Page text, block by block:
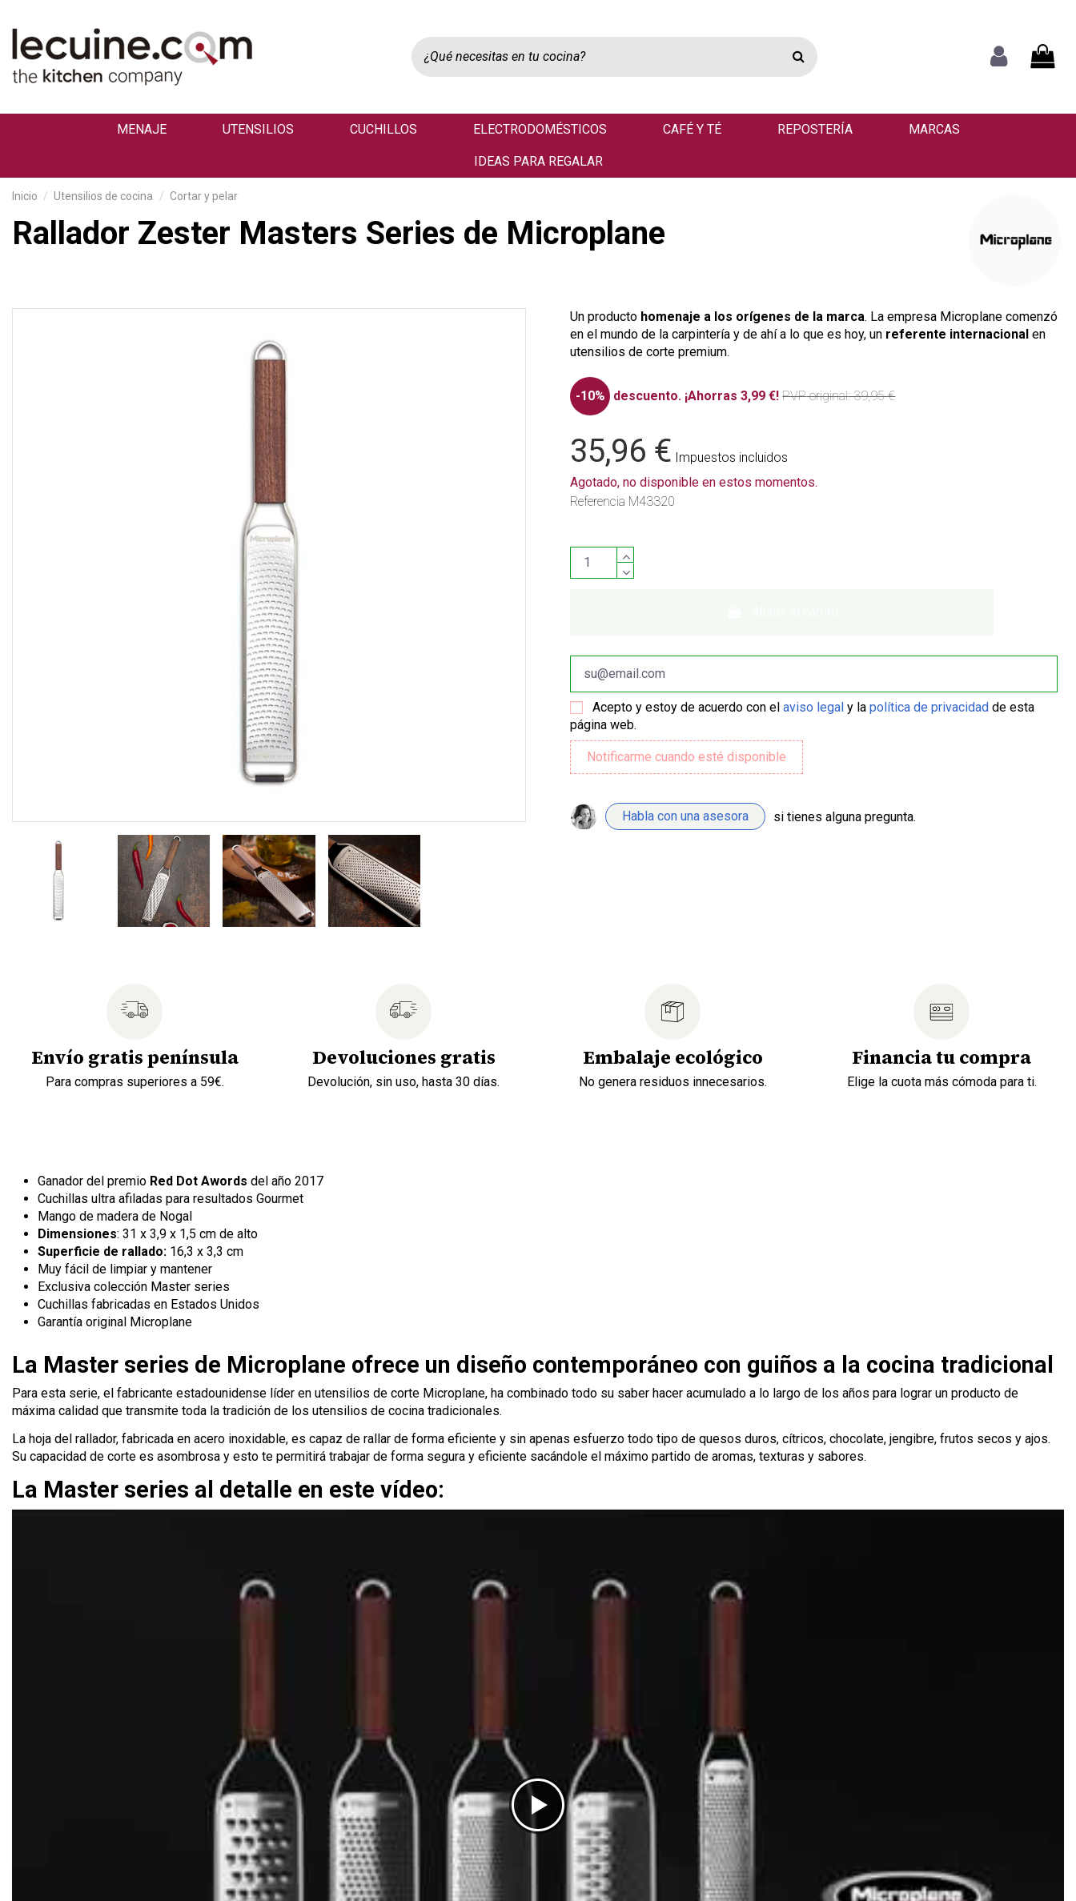
MENAJE UTENSILIOS CUCHILLOS ELECTRODOMÉSTICOS CAFÉ Y TÉ REPOSTERÍA MARCAS
IDEAS PARA REGALAR
Inicio Utensilios de cocina Cortar y pelar
Rallador Zester Masters Series de Microplane
Un producto homenaje a los orígenes de la marca. La empresa Microplane comenzó
en el mundo de la carpintería y de ahí a lo que es hoy, un referente internacional en
utensilios de corte premium.
-10% descuento. ¡Ahorras 3,99 €! PVPoriginal: 39,95 €
35,96 € Impuestos incluidos
Agotado, no disponible en estos momentos.
Referencia M43320
Acepto y estoy de acuerdo con elaviso legal y lapolítica de privacidad de esta
página web.
Habla con una asesora si tienes alguna pregunta.
Envío gratis península
Para compras superiores a 59€.
Devoluciones gratis
Devolución, sin uso, hasta 30 días.
Embalaje ecológico
No genera residuos innecesarios.
Financia tu compra
Elige la cuota más cómoda para ti.
Ganador del premio Red Dot Awords del año 2017
Cuchillas ultra afiladas para resultados Gourmet
Mango de madera de Nogal
Dimensiones: 31 x 3,9 x 1,5 cm de alto
Superficie de rallado: 16,3 x 3,3 cm
Muy fácil de limpiar y mantener
Exclusiva colección Master series
Cuchillas fabricadas en Estados Unidos
Garantía original Microplane
La Master series de Microplane ofrece un diseño contemporáneo con guiños a la cocina tradicional
Para esta serie, el fabricante estadounidense líder en utensilios de corte Microplane, ha combinado todo su saber hacer acumulado a lo largo de los años para lograr un producto de
máxima calidad que transmite toda la tradición de los utensilios de cocina tradicionales.
La hoja del rallador, fabricada en acero inoxidable, es capaz de rallar de forma eficiente y sin apenas esfuerzo todo tipo de quesos duros, cítricos, chocolate, jengibre, frutos secos y ajos.
Su capacidad de corte es asombrosa y esto te permitirá trabajar de forma segura y eficiente sacándole el máximo partido de aromas, texturas y sabores.
La Master series al detalle en este vídeo: